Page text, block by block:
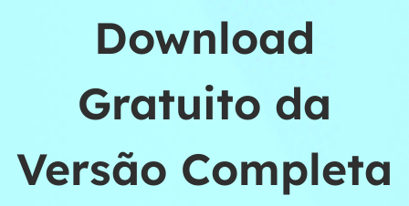
Download
Gratuito da
Versão Completa